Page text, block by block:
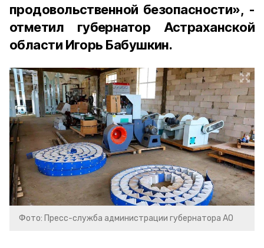
продовольственной безопасности», -
отметил губернатор Астраханской
области Игорь Бабушкин.
Фото: Пресс-служба администрации губернатора АО